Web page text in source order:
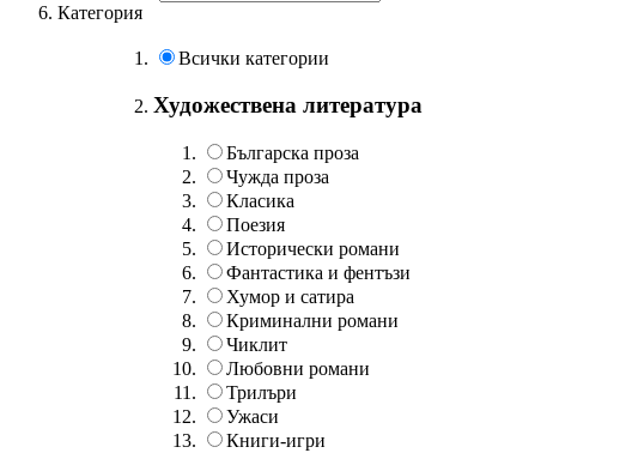
Категория
Всички категории
Художествена литература
Българска проза
Чужда проза
Класика
Поезия
Исторически романи
Фантастика и фентъзи
Хумор и сатира
Криминални романи
Чиклит
Любовни романи
Трилъри
Ужаси
Книги-игри